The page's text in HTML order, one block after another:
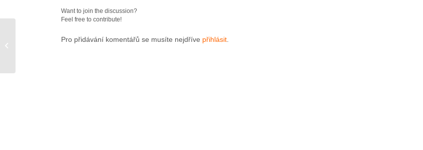
Want to join the discussion?
Feel free to contribute!
Pro přidávání komentářů se musíte nejdříve přihlásit
Inovujte s námi až o 75